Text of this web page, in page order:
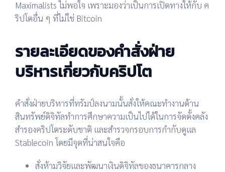
Maximalistsไม่พอใจ เพราะมองว่าเป็นการเปิดทางให้กับ ค
ริปโตอื่น ๆ ที่ไม่ใช่ Bitcoin
รายละเอียดของคำสั่งฝ่าย
บริหารเกี่ยวกับคริปโต
คำสั่งฝ่ายบริหารที่ทรัมป์ลงนามนั้นสั่งให้คณะทำงานด้าน
สินทรัพย์ดิจิทัลทำการศึกษาความเป็นไปได้ในการจัดตั้งคลัง
สำรองคริปโตระดับชาติ และสำรวจกรอบการกำกับดูแล
Stablecoin โดยมีจุดที่น่าสนใจคือ
สั่งห้ามวิจัยและพัฒนาเงินดิจิทัลของธนาคารกลาง